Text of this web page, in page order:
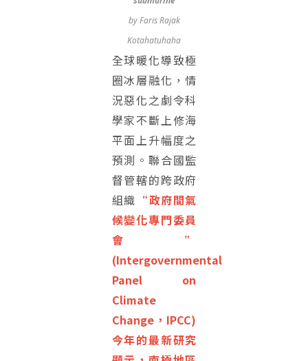
by Faris Rajak
Kotahatuhaha
全球暖化導致極
圈冰層融化，情
況惡化之劇令科
學家不斷上修海
平面上升幅度之
預測。聯合國監
督管轄的跨政府
組織 “政府間氣
候變化專門委員
會”
(Intergovernmental
Panel on
Climate
Change，IPCC)
今年的最新研究